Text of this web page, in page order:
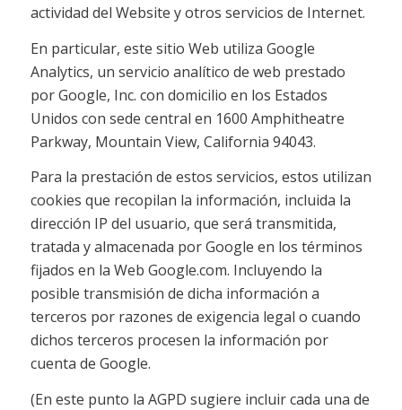
actividad del Website y otros servicios de Internet.
En particular, este sitio Web utiliza Google
Analytics, un servicio analítico de web prestado
por Google, Inc. con domicilio en los Estados
Unidos con sede central en 1600 Amphitheatre
Parkway, Mountain View, California 94043.
Para la prestación de estos servicios, estos utilizan
cookies que recopilan la información, incluida la
dirección IP del usuario, que será transmitida,
tratada y almacenada por Google en los términos
fijados en la Web Google.com. Incluyendo la
posible transmisión de dicha información a
terceros por razones de exigencia legal o cuando
dichos terceros procesen la información por
cuenta de Google.
(En este punto la AGPD sugiere incluir cada una de